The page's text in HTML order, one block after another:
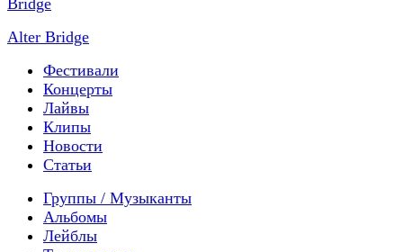
Alter Bridge
Фестивали
Концерты
Лайвы
Клипы
Новости
Статьи
Группы / Музыканты
Альбомы
Лейблы